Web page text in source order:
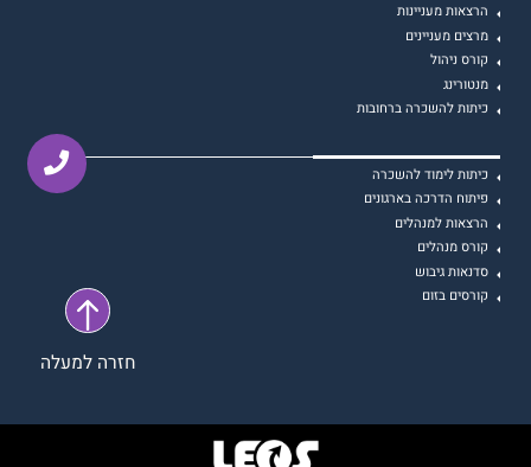
חזרה למעלה
הרצאות מעניינות
מרצים מעניינים
קורס ניהול
מנטורינג
כיתות להשכרה ברחובות
כיתות לימוד להשכרה
פיתוח הדרכה בארגונים
הרצאות למנהלים
קורס מנהלים
סדנאות גיבוש
קורסים בזום